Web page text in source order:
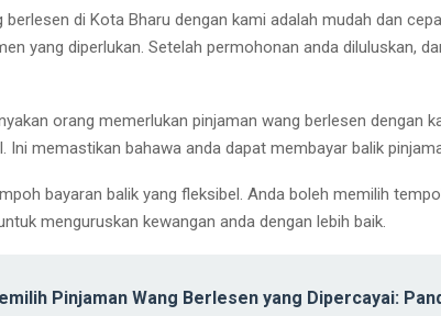
di Kota Bharu dengan kami adalah mudah dan
yang diperlukan. Setelah permohonan anda diluluskan,
orang memerlukan pinjaman wang berlesen dengan
memastikan bahawa anda dapat membayar balik
bayaran balik yang fleksibel. Anda boleh memilih
menguruskan kewangan anda dengan lebih baik.
Pinjaman Wang Berlesen yang Dipercayai: